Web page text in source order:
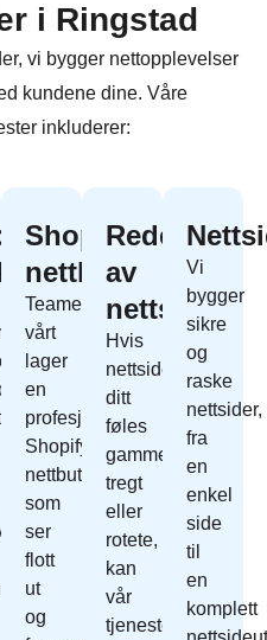
i Ringstad
vi bygger nettopplevelser
kundene dine. Våre
inkluderer:
Shopify
nettbutikk
Teamet
vårt
lager
en
profesjonell
Shopify
nettbutikk
som
ser
flott
ut
og
Redesign
av
nettside
Hvis
nettside
ditt
føles
gammelt,
tregt
eller
rotete,
kan
vår
tjeneste
Vi
bygger
sikre
og
raske
nettsider,
fra
en
enkel
side
til
en
komplett